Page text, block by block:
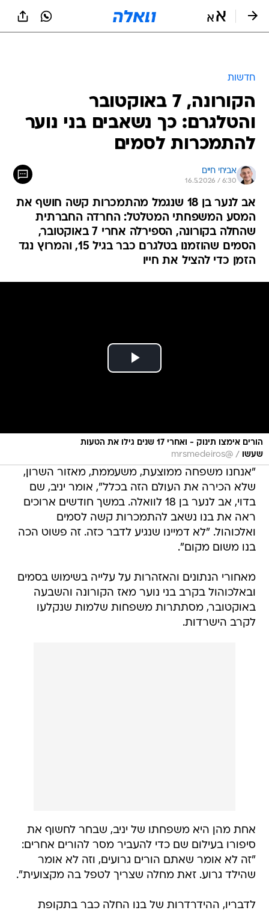
חדשות
הקורונה, 7 באוקטובר
והטלגרם: כך נשאבים בני נוער
להתמכרות לסמים
אביחי חיים
16.5.2026 / 6:30
אב לנער בן 18 שנגמל מהתמכרות קשה חושף את
המסע המשפחתי המטלטל: החרדה החברתית
שהחלה בקורונה, הספירלה אחרי 7 באוקטובר,
הסמים שהוזמנו בטלגרם כבר בגיל 15, והמרוץ נגד
הזמן כדי להציל את חייו
הורים אימצו תינוק - ואחרי 17 שנים גילו את הטעות
שעשו
/
@mrsmedeiros
"אנחנו משפחה ממוצעת, משעממת, מאזור השרון,
שלא הכירה את העולם הזה בכלל", אומר יניב, שם
בדוי, אב לנער בן 18 לוואלה. במשך חודשים ארוכים
ראה את בנו נשאב להתמכרות קשה לסמים
ואלכוהול. "לא דמיינו שנגיע לדבר כזה. זה פשוט הכה
בנו משום מקום".
מאחורי הנתונים והאזהרות על עלייה בשימוש בסמים
ובאלכוהול בקרב בני נוער מאז הקורונה והשבעה
באוקטובר, מסתתרות משפחות שלמות שנקלעו
לקרב הישרדות.
אחת מהן היא משפחתו של יניב, שבחר לחשוף את
סיפורו בעילום שם כדי להעביר מסר להורים אחרים:
"זה לא אומר שאתם הורים גרועים, וזה לא אומר
שהילד גרוע. זאת מחלה שצריך לטפל בה מקצועית".
לדבריו, ההידרדרות של בנו החלה כבר בתקופת